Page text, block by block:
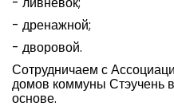
- дренажной;
- дворовой.
Сотрудничаем с
домов коммуны Стэучень
основе.